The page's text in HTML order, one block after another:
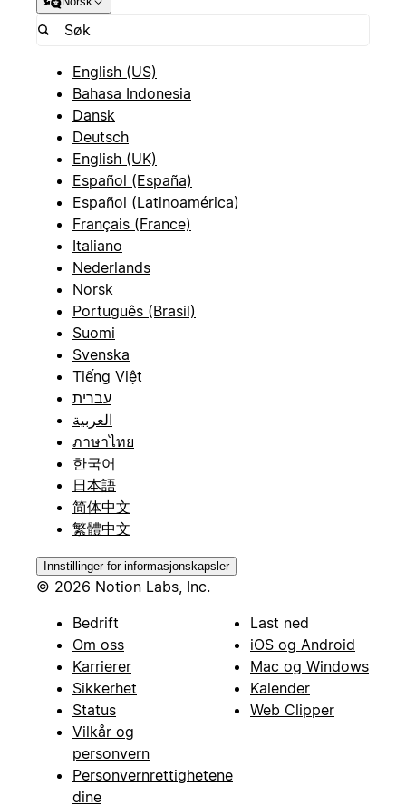
English (US)
Bahasa Indonesia
Dansk
Deutsch
English (UK)
Español (España)
Español (Latinoamérica)
Français (France)
Italiano
Nederlands
Norsk
Português (Brasil)
Suomi
Svenska
Tiếng Việt
עברית
العربية
ภาษาไทย
한국어
日本語
简体中文
繁體中文
Innstillinger for informasjonskapsler
© 2026 Notion Labs, Inc.
Bedrift
Om oss
Karrierer
Sikkerhet
Status
Vilkår og
personvern
Personvernrettighetene
dine
Last ned
iOS og Android
Mac og Windows
Kalender
Web Clipper